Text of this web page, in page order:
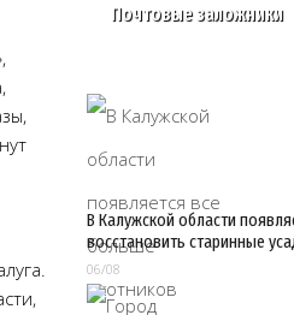
Почтовые заложники
В Калужской области
восстановить старинные
06/08